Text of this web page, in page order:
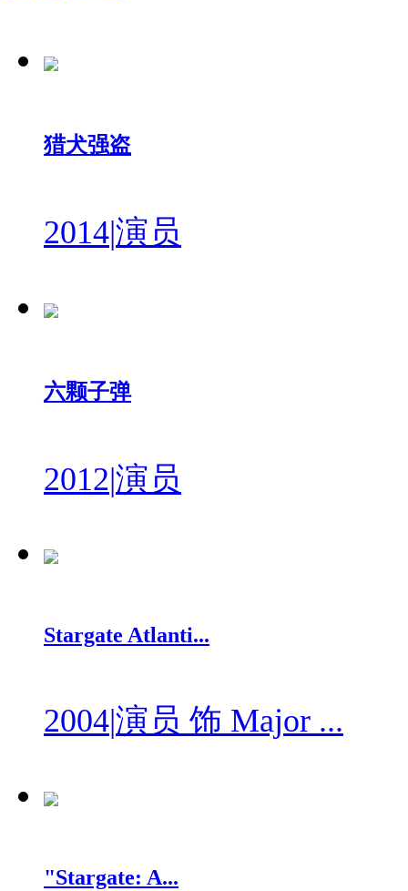
猎犬强盗
2014|演员
六颗子弹
2012|演员
Stargate Atlanti...
2004|演员 饰 Major ...
"Stargate: A...